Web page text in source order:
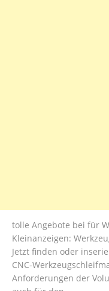
tolle Angebote bei für
Kleinanzeigen:
Jetzt finden oder
CNC-
Anforderungen der